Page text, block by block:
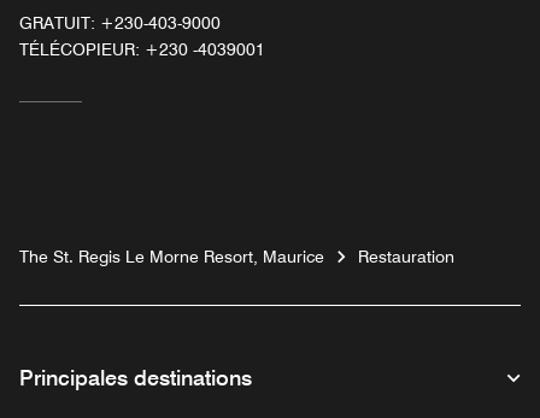
GRATUIT: +230-403-9000
TÉLÉCOPIEUR: +230 -4039001
The St. Regis Le Morne Resort, Maurice Restauration
Principales destinations